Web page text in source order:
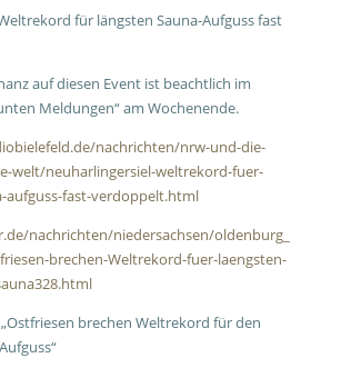
für längsten Sauna-Aufguss fast
auf diesen Event ist beachtlich im
Meldungen“ am Wochenende.
nachrichten/nrw-und-die-
welt/neuharlingersiel-weltrekord-fuer-
aufguss-fast-verdoppelt.html
nachrichten/niedersachsen/oldenburg_
brechen-Weltrekord-fuer-laengsten-
brechen Weltrekord für den